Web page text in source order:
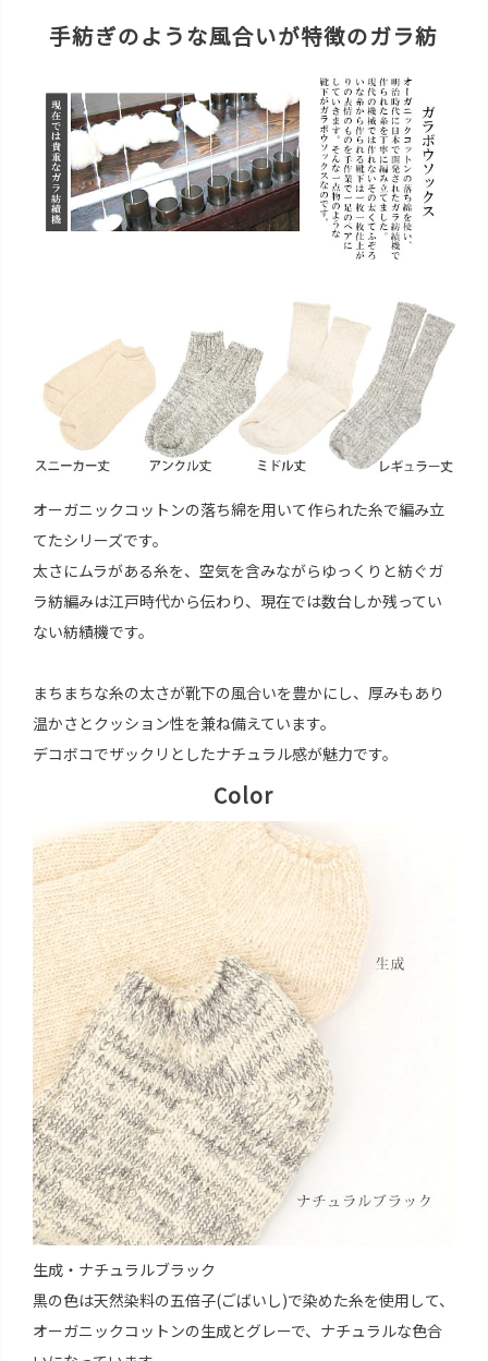
手紡ぎのような風合いが特徴のガラ紡
オーガニックコットンの落ち綿を用いて作られた糸で編み立
てたシリーズです。
太さにムラがある糸を、空気を含みながらゆっくりと紡ぐガ
ラ紡編みは江戸時代から伝わり、現在では数台しか残ってい
ない紡績機です。
まちまちな糸の太さが靴下の風合いを豊かにし、厚みもあり
温かさとクッション性を兼ね備えています。
デコボコでザックリとしたナチュラル感が魅力です。
Color
生成・ナチュラルブラック
黒の色は天然染料の五倍子(ごばいし)で染めた糸を使用して、
オーガニックコットンの生成とグレーで、ナチュラルな色合